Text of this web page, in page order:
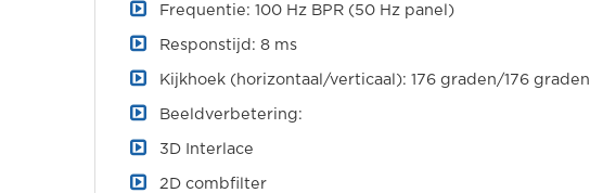
Frequentie: 100 Hz BPR (50 Hz panel)
Responstijd: 8 ms
Kijkhoek (horizontaal/verticaal): 176 graden/176 graden
Beeldverbetering:
3D Interlace
2D combfilter